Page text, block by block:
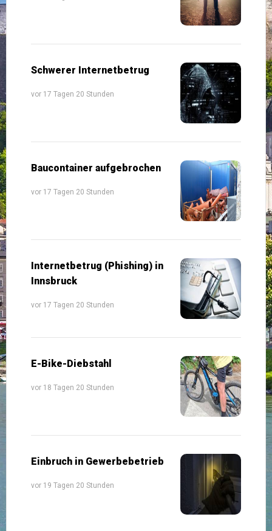
Schwerer Internetbetrug
vor 17 Tagen 20 Stunden
Baucontainer aufgebrochen
vor 17 Tagen 20 Stunden
Internetbetrug (Phishing) in
Innsbruck
vor 17 Tagen 20 Stunden
E-Bike-Diebstahl
vor 18 Tagen 20 Stunden
Einbruch in Gewerbebetrieb
vor 19 Tagen 20 Stunden